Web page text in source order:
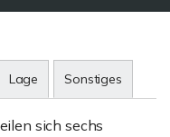
Lage Sonstiges
sich sechs